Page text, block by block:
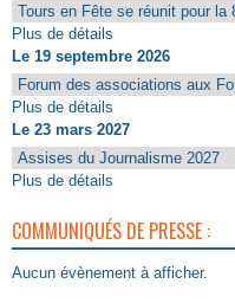
Tours en Fête se réunit pour la
Plus de détails
Le 19 septembre 2026
Forum des associations aux
Plus de détails
Le 23 mars 2027
Assises du Journalisme 2027
Plus de détails
COMMUNIQUÉS DE PRESSE :
Aucun évènement à afficher.